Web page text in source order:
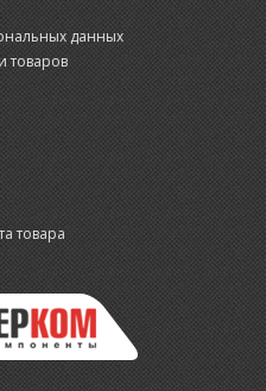
данных
товаров
товара